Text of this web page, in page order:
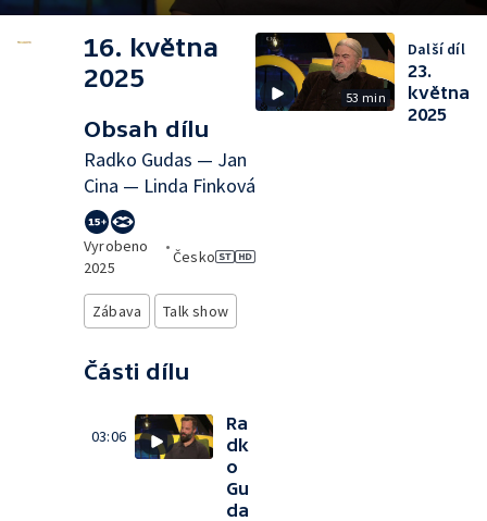
16. května
2025
Obsah dílu
Radko Gudas — Jan
Cina — Linda Finková
Vyrobeno
2025
•
Česko
Zábava Talk show
Části dílu
03:06
Ra
dk
o
Gu
da
53 min
Další díl
23.
května
2025